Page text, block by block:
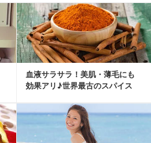
血液サラサラ！美肌・薄毛にも
効果アリ♪世界最古のスパイス